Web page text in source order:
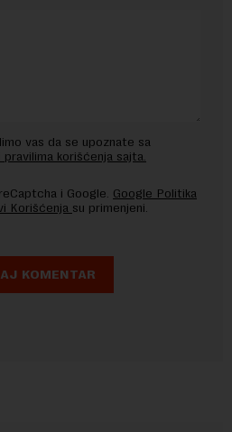
vas da se upoznate sa
korišćenja sajta.
i Google. Google Politika
Korišćenja su primenjeni.